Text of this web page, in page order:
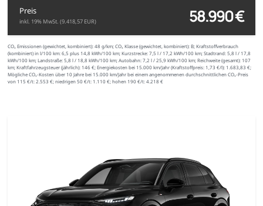
Preis
inkl. 19% MwSt. (9.418,57 EUR) 58.990 €
CO₂ Emissionen (gewichtet, kombiniert): 48 g/km; CO₂ Klasse (gewichtet, kombiniert): B; Kraftstoffverbrauch
(kombiniert) in l/100 km: 6,5 plus 14,8 kWh/100 km; Kurzstrecke: 7,5 l / 17,2 kWh/100 km; Stadtrand: 5,8 l / 17,8
kWh/100 km; Landstraße: 5,8 l / 18,8 kWh/100 km; Autobahn: 7,2 l / 25,9 kWh/100 km; Reichweite (gesamt): 107
km; Kraftfahrzeugsteuer (jährlich): 146 €; Energiekosten bei 15.000 km/Jahr (Kraftstoffpreis: 1,73 €/l): 1.683,83 €;
Mögliche CO₂-Kosten über 10 Jahre bei 15.000 km/Jahr bei einem angenommenen durchschnittlichen CO₂-Preis
von 115 €/t: 2.553 €; niedrigen 50 €/t: 1.110 €; hohen 190 €/t: 4.218 €